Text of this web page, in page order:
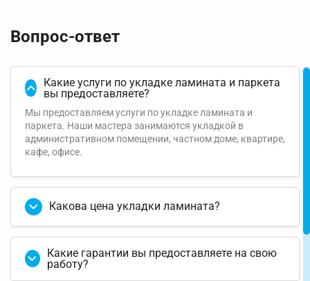
Вопрос-ответ
Какие услуги по укладке ламината и паркета
вы предоставляете?
Мы предоставляем услуги по укладке ламината и
паркета. Наши мастера занимаются укладкой в
административном помещении, частном доме, квартире,
кафе, офисе.
Какова цена укладки ламината?
Какие гарантии вы предоставляете на свою
работу?